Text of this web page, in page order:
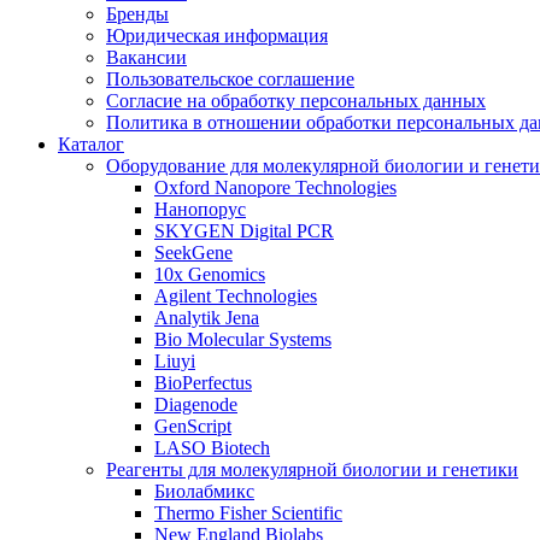
Бренды
Юридическая информация
Вакансии
Пользовательское соглашение
Согласие на обработку персональных данных
Политика в отношении обработки персональных
Каталог
Оборудование для молекулярной биологии и
Oxford Nanopore Technologies
Нанопорус
SKYGEN Digital PCR
SeekGene
10x Genomics
Agilent Technologies
Analytik Jena
Bio Molecular Systems
Liuyi
BioPerfectus
Diagenode
GenScript
LASO Biotech
Реагенты для молекулярной биологии и генетики
Биолабмикс
Thermo Fisher Scientific
New England Biolabs